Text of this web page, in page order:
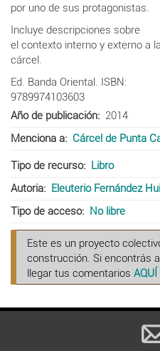
por uno de sus protagonistas.
Incluye descripciones sobre
el contexto interno y externo a la
cárcel.
Ed. Banda Oriental. ISBN:
9789974103603
Año de publicación
2014
Menciona a
Cárcel de Punta
Tipo de recurso
Libro
Autoria
Eleuterio Fernández
Tipo de acceso
No libre
Este es un proyecto
construcción. Si encontrás
llegar tus comentarios AQUÍ